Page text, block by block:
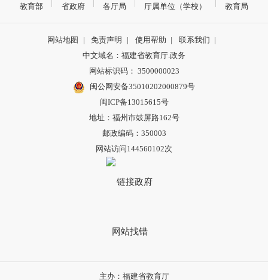
教育部 省政府 各厅局 厅属单位（学校） 教育局
网站地图 | 免责声明 | 使用帮助 | 联系我们 |
中文域名：福建省教育厅.政务
网站标识码： 3500000023
闽公网安备35010202000879号
闽ICP备13015615号
地址：福州市鼓屏路162号
邮政编码：350003
网站访问144560102次
主办：福建省教育厅